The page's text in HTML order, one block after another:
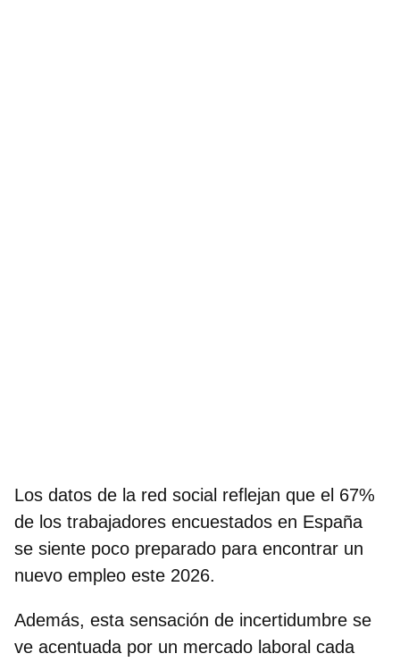
Los datos de la red social reflejan que el 67%
de los trabajadores encuestados en España
se siente poco preparado para encontrar un
nuevo empleo este 2026.
Además, esta sensación de incertidumbre se
ve acentuada por un mercado laboral cada